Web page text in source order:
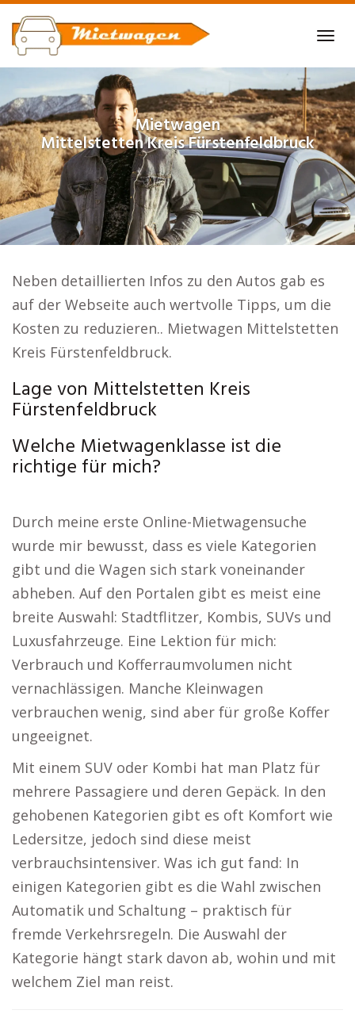
Skip
to
main
content
Mietwagen
Mittelstetten Kreis Fürstenfeldbruck
Neben detaillierten Infos zu den Autos gab es
auf der Webseite auch wertvolle Tipps, um die
Kosten zu reduzieren.. Mietwagen Mittelstetten
Kreis Fürstenfeldbruck.
Lage von Mittelstetten Kreis
Fürstenfeldbruck
Welche Mietwagenklasse ist die
richtige für mich?
Durch meine erste Online-Mietwagensuche
wurde mir bewusst, dass es viele Kategorien
gibt und die Wagen sich stark voneinander
abheben. Auf den Portalen gibt es meist eine
breite Auswahl: Stadtflitzer, Kombis, SUVs und
Luxusfahrzeuge. Eine Lektion für mich:
Verbrauch und Kofferraumvolumen nicht
vernachlässigen. Manche Kleinwagen
verbrauchen wenig, sind aber für große Koffer
ungeeignet.
Mit einem SUV oder Kombi hat man Platz für
mehrere Passagiere und deren Gepäck. In den
gehobenen Kategorien gibt es oft Komfort wie
Ledersitze, jedoch sind diese meist
verbrauchsintensiver. Was ich gut fand: In
einigen Kategorien gibt es die Wahl zwischen
Automatik und Schaltung – praktisch für
fremde Verkehrsregeln. Die Auswahl der
Kategorie hängt stark davon ab, wohin und mit
welchem Ziel man reist.